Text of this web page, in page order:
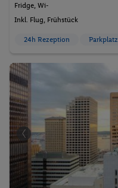
Fridge, Wi-
Inkl. Flug, Frühstück
24h Rezeption Parkplatz